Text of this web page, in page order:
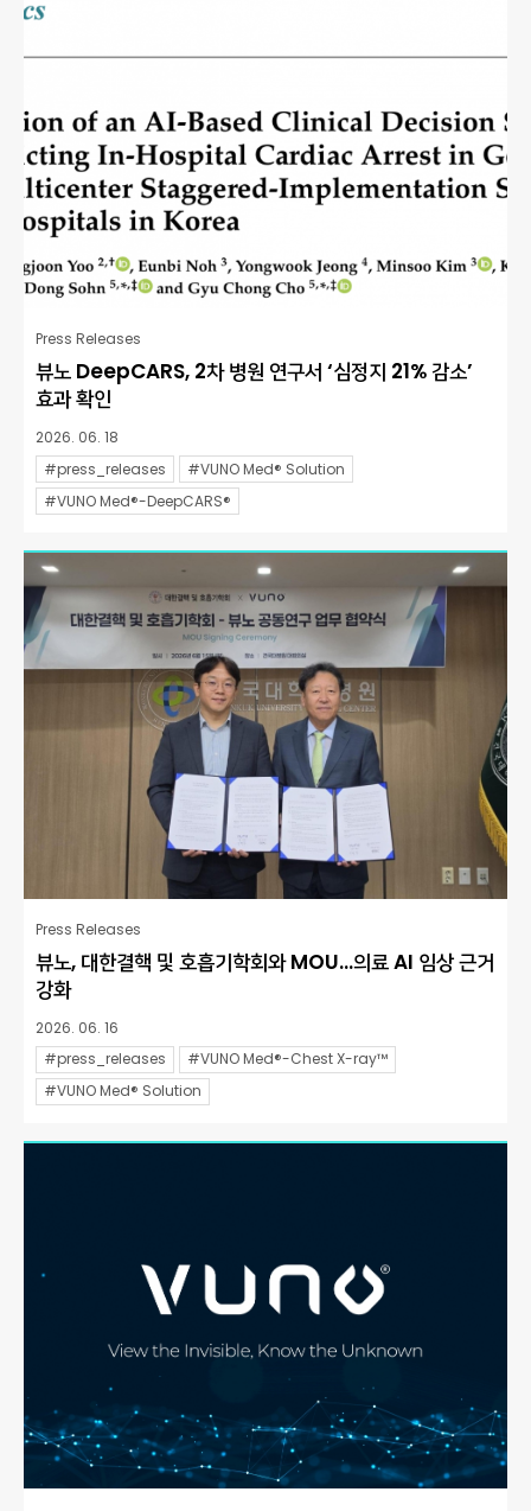
Press Releases
뷰노 DeepCARS, 2차 병원 연구서 ‘심정지 21% 감소’
효과 확인
2026. 06. 18
#press_releases
#VUNO Med® Solution
#VUNO Med®-DeepCARS®
Press Releases
뷰노, 대한결핵 및 호흡기학회와 MOU…의료 AI 임상 근거
강화
2026. 06. 16
#press_releases
#VUNO Med®-Chest X-ray™
#VUNO Med® Solution